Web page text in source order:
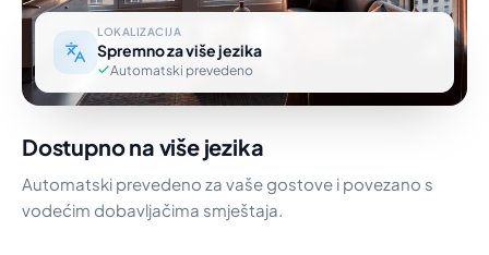
LOKALIZACIJA
Spremno za više jezika
Automatski prevedeno
Dostupno na više jezika
Automatski prevedeno za vaše gostove i povezano s
vodećim dobavljačima smještaja.